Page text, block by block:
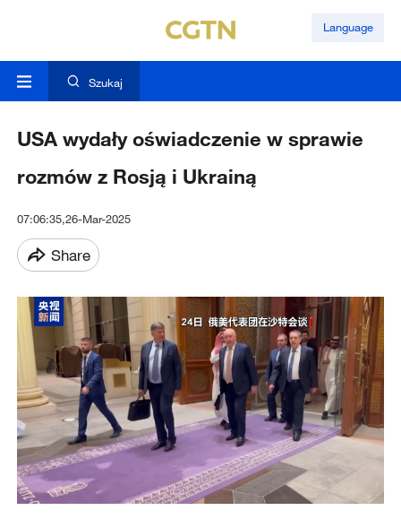
Language
Szukaj
USA wydały oświadczenie w sprawie
rozmów z Rosją i Ukrainą
07:06:35,26-Mar-2025
Share